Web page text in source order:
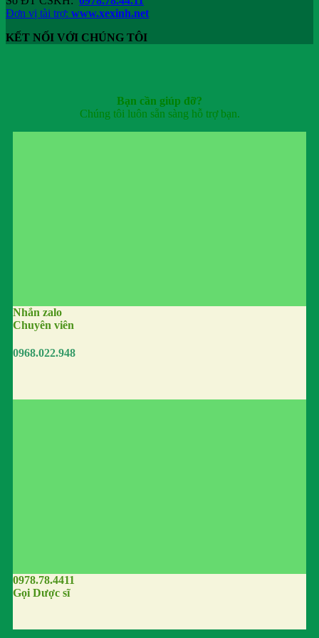
Đơn vị tài trợ: www.xexinh.net
KẾT NỐI VỚI CHÚNG TÔI
Bạn cần giúp đỡ?
Chúng tôi luôn sẵn sàng hỗ trợ bạn.
Nhắn zalo
Chuyên viên
0968.022.948
0978.78.4411
Gọi Dược sĩ